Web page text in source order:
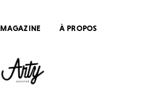
MAGAZINE À PROPOS